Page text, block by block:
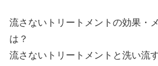
流さないトリートメントの効果・
は？
流さないトリートメントと洗い流